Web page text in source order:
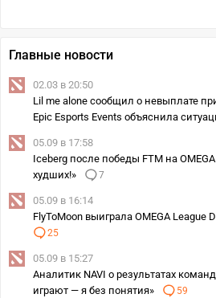
Главные новости
02.03 в 20:50
Lil me alone сообщил о невыплате
Epic Esports Events объяснила
05.09 в 17:58
Iceberg после победы FTM на
худших!»
7
05.09 в 16:14
FlyToMoon выиграла OMEGA League
25
05.09 в 15:27
Аналитик NAVI о результатах
играют — я без понятия»
59